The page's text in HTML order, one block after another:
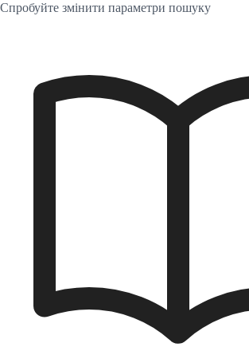
Спробуйте змінити параметри пошуку